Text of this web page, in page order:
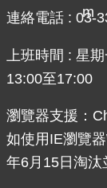
連絡電話 : 03-
上班時間 : 星
13:00至17:00
瀏覽器支援：
如使用IE瀏覽
年6月15日淘汰